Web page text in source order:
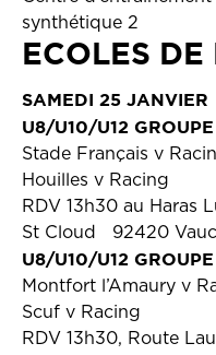
synthétique 2
ECOLES DE
SAMEDI 25 JANVIER
U8/U10/U12 GROUPE
Stade Français v
Houilles v Racing
RDV 13h30 au Haras
St Cloud 92420
U8/U10/U12
Montfort l’Amaury v
Scuf v Racing
RDV 13h30, Route